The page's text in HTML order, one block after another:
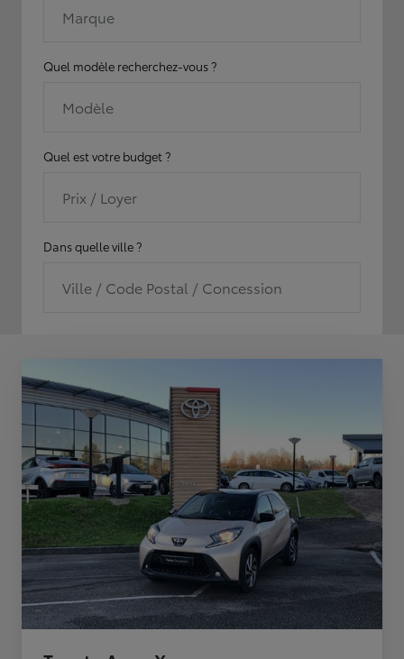
Marque
Quel modèle recherchez-vous ?
Modèle
Quel est votre budget ?
Prix / Loyer
Dans quelle ville ?
Ville / Code Postal / Concession